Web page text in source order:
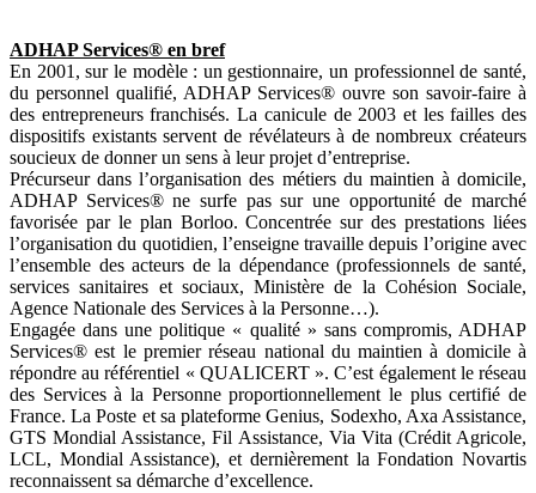
ADHAP Services® en bref
En 2001, sur le modèle : un gestionnaire, un professionnel de santé,
du personnel qualifié, ADHAP Services® ouvre son savoir-faire à
des entrepreneurs franchisés. La canicule de 2003 et les failles des
dispositifs existants servent de révélateurs à de nombreux créateurs
soucieux de donner un sens à leur projet d’entreprise.
Précurseur dans l’organisation des métiers du maintien à domicile,
ADHAP Services® ne surfe pas sur une opportunité de marché
favorisée par le plan Borloo. Concentrée sur des prestations liées
l’organisation du quotidien, l’enseigne travaille depuis l’origine avec
l’ensemble des acteurs de la dépendance (professionnels de santé,
services sanitaires et sociaux, Ministère de la Cohésion Sociale,
Agence Nationale des Services à la Personne…).
Engagée dans une politique « qualité » sans compromis, ADHAP
Services® est le premier réseau national du maintien à domicile à
répondre au référentiel « QUALICERT ». C’est également le réseau
des Services à la Personne proportionnellement le plus certifié de
France. La Poste et sa plateforme Genius, Sodexho, Axa Assistance,
GTS Mondial Assistance, Fil Assistance, Via Vita (Crédit Agricole,
LCL, Mondial Assistance), et dernièrement la Fondation Novartis
reconnaissent sa démarche d’excellence.